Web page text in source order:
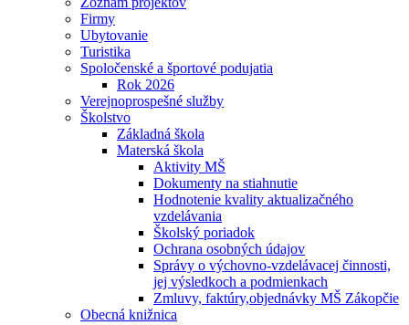
Firmy
Ubytovanie
Turistika
Spoločenské a športové podujatia
Rok 2026
Verejnoprospešné služby
Školstvo
Základná škola
Materská škola
Aktivity MŠ
Dokumenty na stiahnutie
Hodnotenie kvality aktualizačného
vzdelávania
Školský poriadok
Ochrana osobných údajov
Správy o výchovno-vzdelávacej činnosti,
jej výsledkoch a podmienkach
Zmluvy, faktúry,objednávky MŠ Zákopčie
Obecná knižnica